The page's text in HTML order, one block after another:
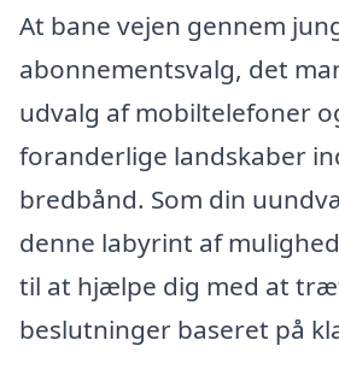
At bane vejen gennem
abonnementsvalg, det
udvalg af mobiltelefoner
foranderlige landskaber
bredbånd. Som din
denne labyrint af
til at hjælpe dig med at
beslutninger baseret på